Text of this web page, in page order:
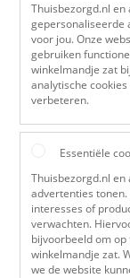
Thuisbezorgd.nl
gepersonaliseerde
voor jou. Onze
gebruiken
winkelmandje zat
analytische
verbeteren.
Essentiële
Thuisbezorgd.nl
advertenties
interesses of
verwachten.
bijvoorbeeld om
winkelmandje zat.
we de website